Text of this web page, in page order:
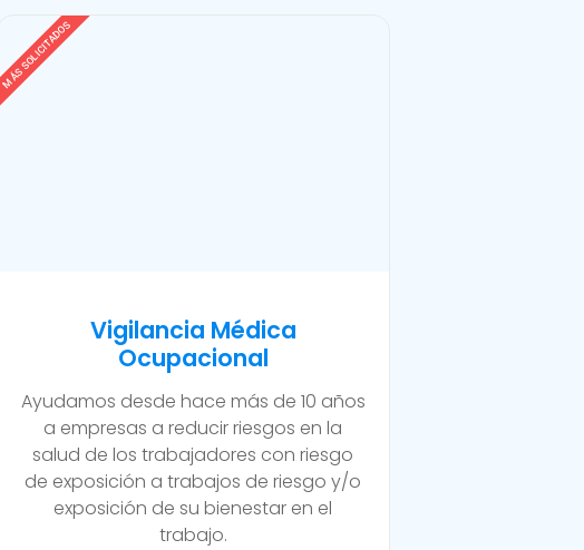
Vigilancia Médica
Ocupacional
Ayudamos desde hace más de 10 años
a empresas a reducir riesgos en la
salud de los trabajadores con riesgo
de exposición a trabajos de riesgo y/o
exposición de su bienestar en el
trabajo.
MÁS SOLICITADOS